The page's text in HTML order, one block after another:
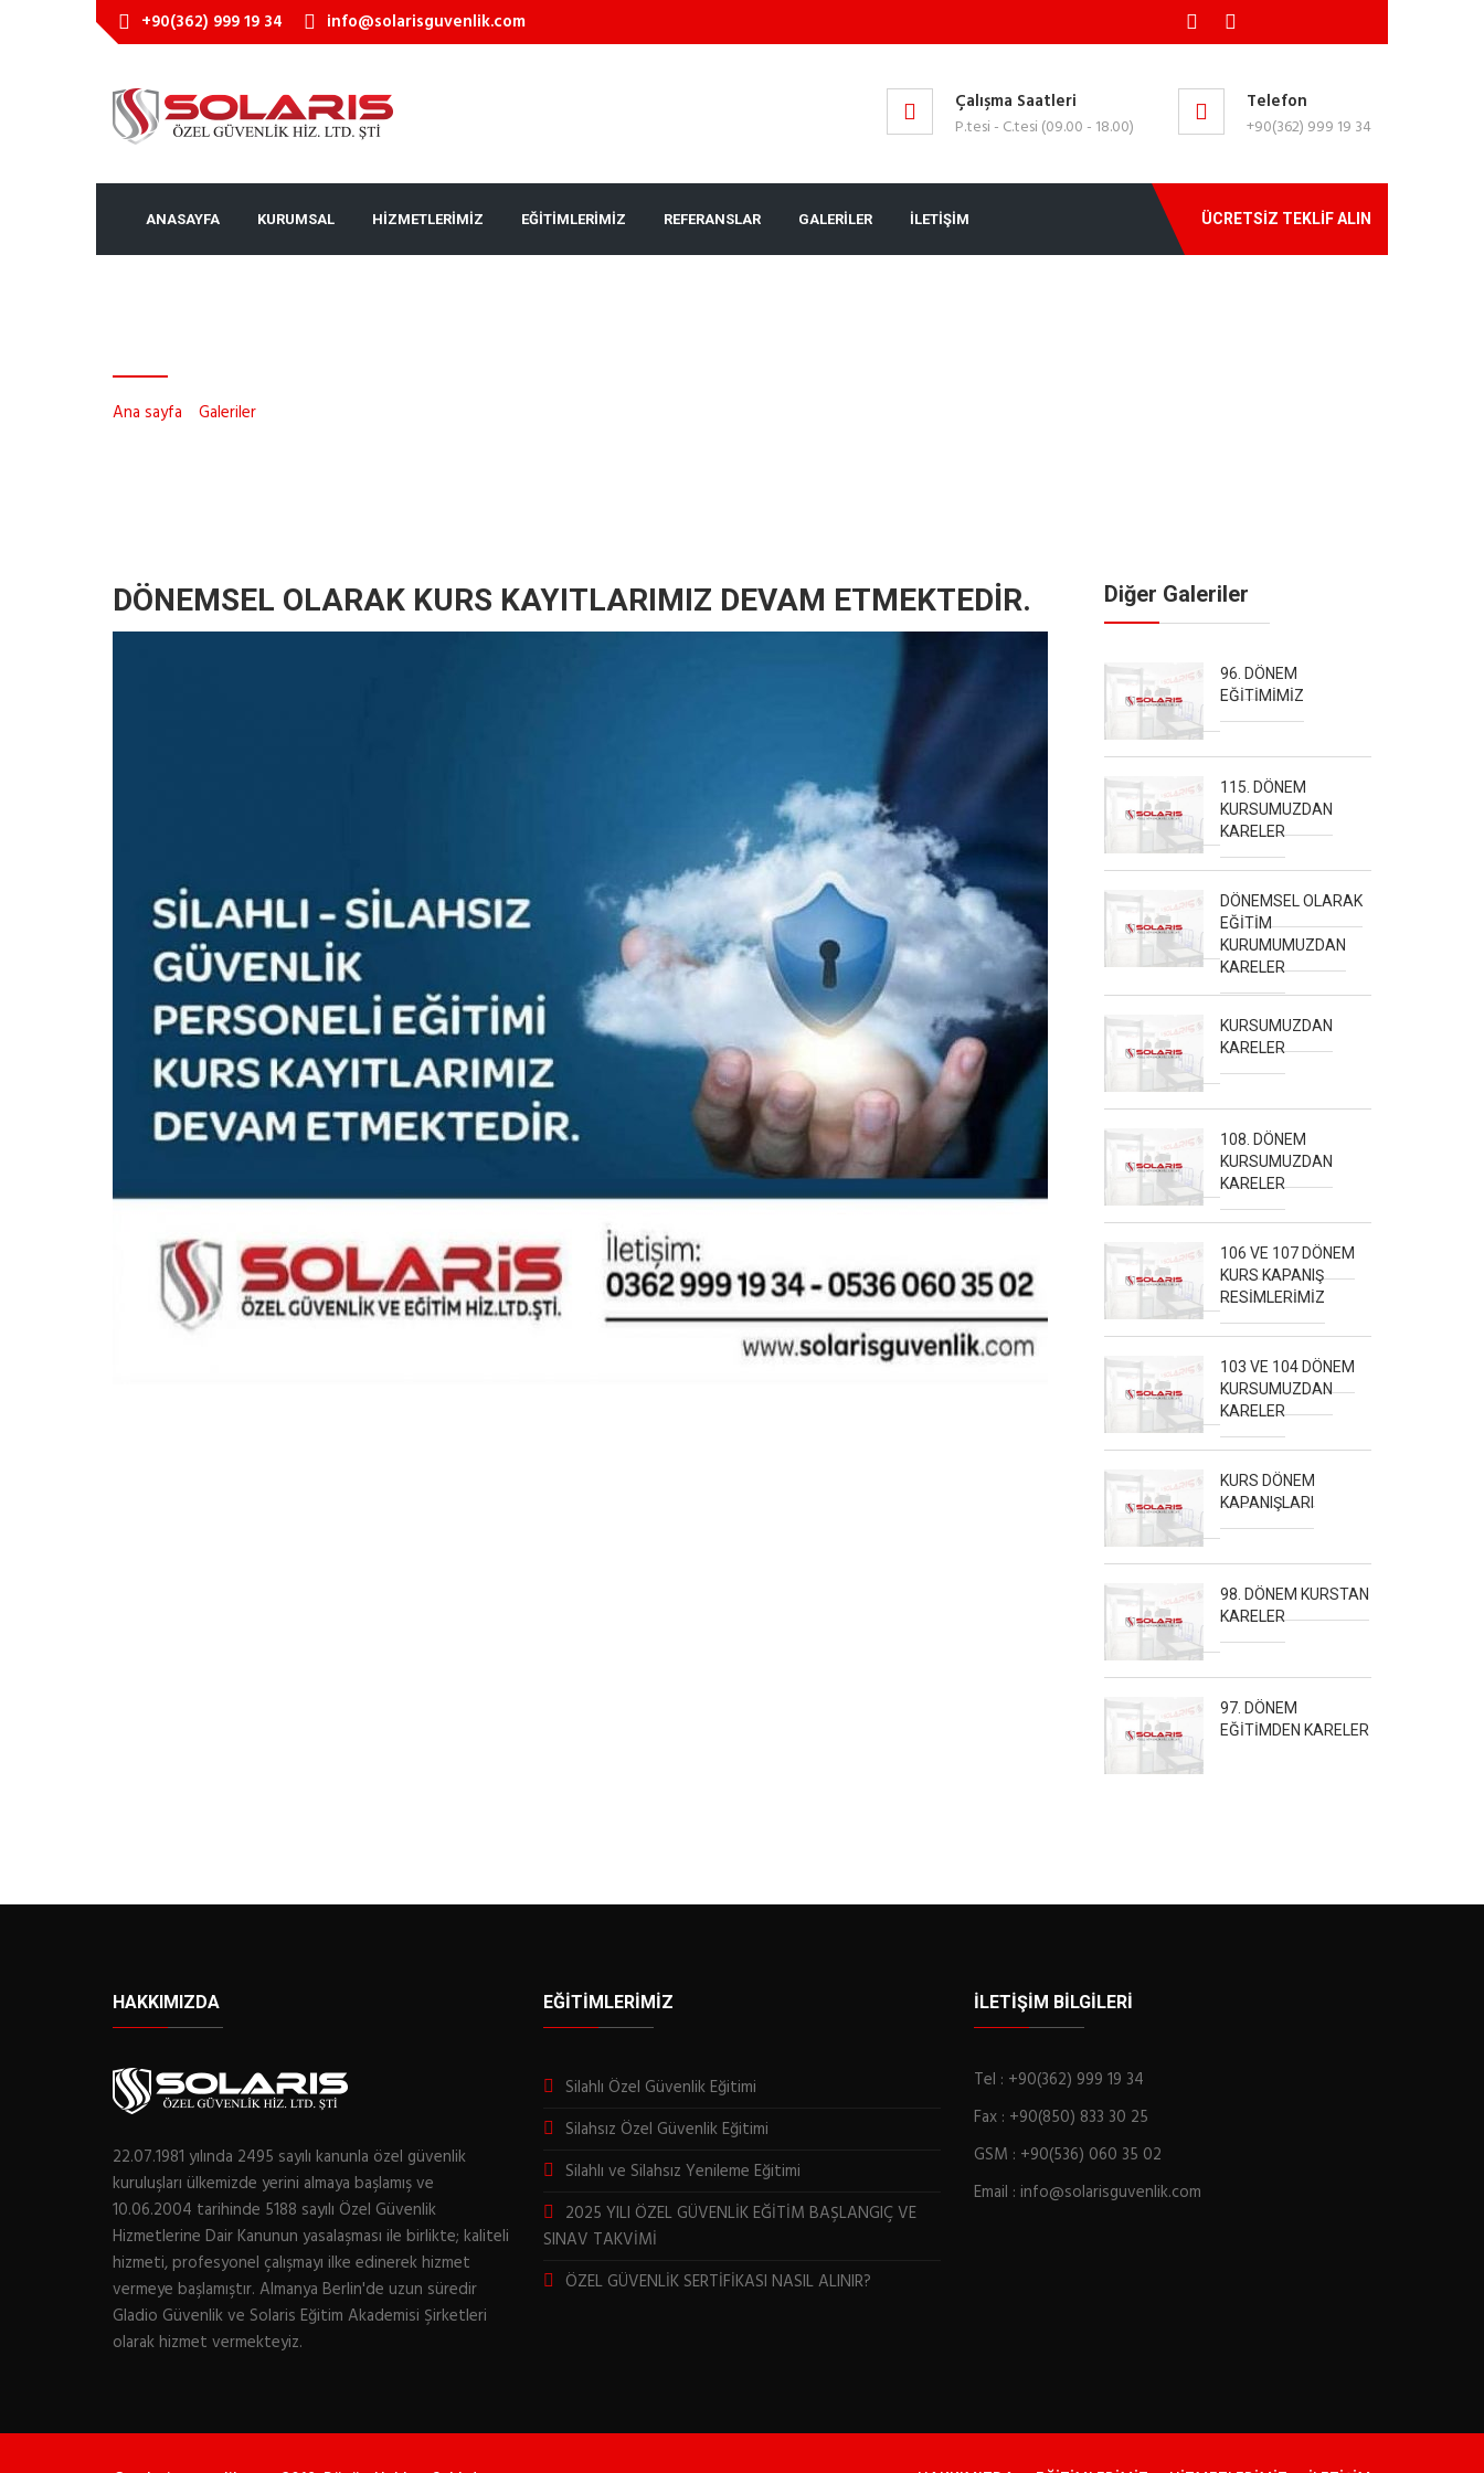
+90(362) 999 19 34 info@solarisguvenlik.com
Çalışma Saatleri
P.tesi - C.tesi (09.00 - 18.00)
Telefon
+90(362) 999 19 34
ANASAYFA KURUMSAL HİZMETLERİMİZ EĞİTİMLERİMİZ REFERANSLAR GALERİLER İLETİŞİM ÜCRETSİZ TEKLİF ALIN
Ana sayfa Galeriler
DÖNEMSEL OLARAK KURS KAYITLARIMIZ DEVAM ETMEKTEDİR. Diğer Galeriler
96. DÖNEM
EĞİTİMİMİZ
115. DÖNEM
KURSUMUZDAN
KARELER
DÖNEMSEL OLARAK
EĞİTİM
KURUMUMUZDAN
KARELER
KURSUMUZDAN
KARELER
108. DÖNEM
KURSUMUZDAN
KARELER
106 VE 107 DÖNEM
KURS KAPANIŞ
RESİMLERİMİZ
103 VE 104 DÖNEM
KURSUMUZDAN
KARELER
KURS DÖNEM
KAPANIŞLARI
98. DÖNEM KURSTAN
KARELER
97. DÖNEM
EĞİTİMDEN KARELER
HAKKIMIZDA
22.07.1981 yılında 2495 sayılı kanunla özel güvenlik
kuruluşları ülkemizde yerini almaya başlamış ve
10.06.2004 tarihinde 5188 sayılı Özel Güvenlik
Hizmetlerine Dair Kanunun yasalaşması ile birlikte; kaliteli
hizmeti, profesyonel çalışmayı ilke edinerek hizmet
vermeye başlamıştır. Almanya Berlin'de uzun süredir
Gladio Güvenlik ve Solaris Eğitim Akademisi Şirketleri
olarak hizmet vermekteyiz.
EĞITIMLERIMIZ
Silahlı Özel Güvenlik Eğitimi
Silahsız Özel Güvenlik Eğitimi
Silahlı ve Silahsız Yenileme Eğitimi
2025 YILI ÖZEL GÜVENLİK EĞİTİM BAŞLANGIÇ VE
SINAV TAKVİMİ
ÖZEL GÜVENLİK SERTİFİKASI NASIL ALINIR?
İLETIŞIM BILGILERI
Tel : +90(362) 999 19 34
Fax : +90(850) 833 30 25
GSM : +90(536) 060 35 02
Email : info@solarisguvenlik.com